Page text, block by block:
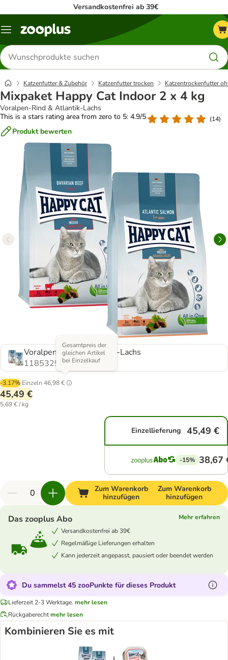
Versandkostenfrei ab 39€
Menü
Produkte
suchen
Katzenfutter & Zubehör Katzenfutter trocken Katzentrockenfutter
Mixpaket Happy Cat Indoor 2 x 4 kg
Voralpen-Rind & Atlantik-Lachs
This is a stars rating area from zero to 5: 4.9/5
(14)
Produkt bewerten
Voralpen-Rind & Atlantik-Lachs
1185325.0
-3.17% Einzeln 46,98 €
Gesamtpreis der
gleichen Artikel
bei Einzelkauf
45,49 €
5,69 € / kg
Einzellieferung 45,49 €
-15% 38,67
Zum Warenkorb
hinzufügen
Zum Warenkorb
hinzufügen
Das zooplus Abo
Mehr erfahren
Versandkostenfrei ab 39€
Regelmäßige Lieferungen erhalten
Kann jederzeit angepasst, pausiert oder beendet werden
Du sammelst 45 zooPunkte für dieses Produkt
Lieferzeit 2-3 Werktage. mehr lesen
Rückgaberechtmehr lesen
Kombinieren Sie es mit